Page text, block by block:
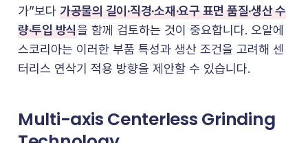
가”보다 가공물의 길이·직경·소재·요구 표면 품질·생산 수
량·투입 방식을 함께 검토하는 것이 중요합니다. 오알에
스코리아는 이러한 부품 특성과 생산 조건을 고려해 센
터리스 연삭기 적용 방향을 제안할 수 있습니다.
Multi-axis Centerless Grinding